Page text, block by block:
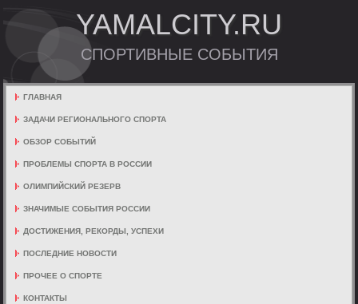
YAMALCITY.RU
СПОРТИВНЫЕ СОБЫТИЯ
ГЛАВНАЯ
ЗАДАЧИ РЕГИОНАЛЬНОГО СПОРТА
ОБЗОР СОБЫТИЙ
ПРОБЛЕМЫ СПОРТА В РОССИИ
ОЛИМПИЙСКИЙ РЕЗЕРВ
ЗНАЧИМЫЕ СОБЫТИЯ РОССИИ
ДОСТИЖЕНИЯ, РЕКОРДЫ, УСПЕХИ
ПОСЛЕДНИЕ НОВОСТИ
ПРОЧЕЕ О СПОРТЕ
КОНТАКТЫ